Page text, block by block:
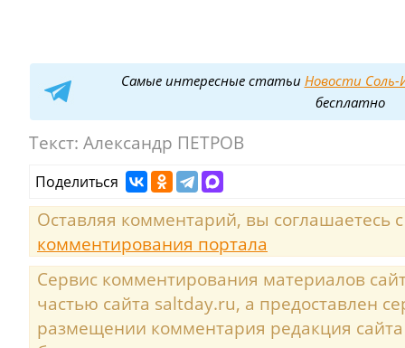
Самые интересные статьи Новости Соль-
бесплатно
Текст: Александр ПЕТРОВ
Поделиться
Оставляя комментарий, вы соглашаетесь
комментирования портала
Сервис комментирования материалов
частью сайта saltday.ru, а предоставлен
размещении комментария редакция